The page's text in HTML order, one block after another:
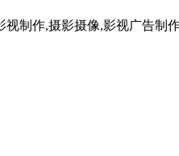
制作,摄影摄像,影视广告制